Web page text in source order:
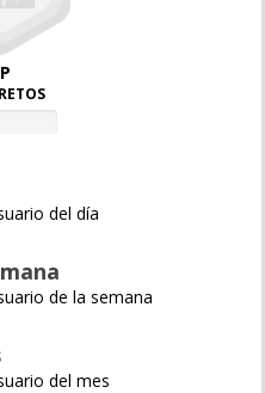
del día
de la semana
del mes